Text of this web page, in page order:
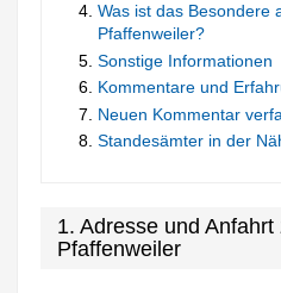
Was ist das Besondere
Pfaffenweiler?
Sonstige Informationen
Kommentare und
Neuen Kommentar
Standesämter in der
1. Adresse und
Pfaffenweiler